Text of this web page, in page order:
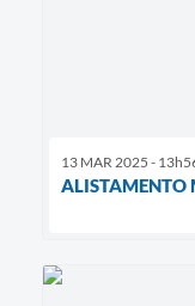
13 MAR 2025 -
ALISTAMENTO